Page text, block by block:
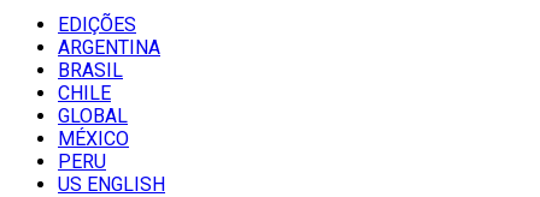
EDIÇÕES
ARGENTINA
BRASIL
CHILE
GLOBAL
MÉXICO
PERU
US ENGLISH